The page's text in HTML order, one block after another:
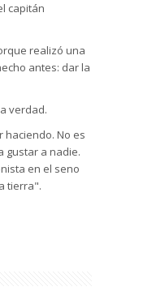
capitán
realizó una
antes: dar la
verdad.
haciendo. No es
gustar a nadie.
en el seno
tierra".